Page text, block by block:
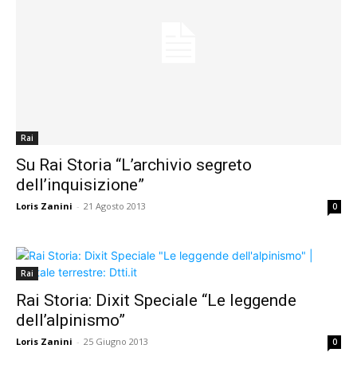
Rai
Su Rai Storia “L’archivio segreto
dell’inquisizione”
Loris Zanini - 21 Agosto 2013 0
Rai
Rai Storia: Dixit Speciale “Le leggende
dell’alpinismo”
Loris Zanini - 25 Giugno 2013 0